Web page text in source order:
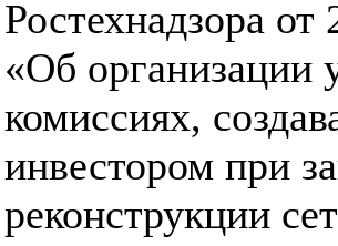
Ростехнадзора
«Об организации
комиссиях,
инвестором при
реконструкции